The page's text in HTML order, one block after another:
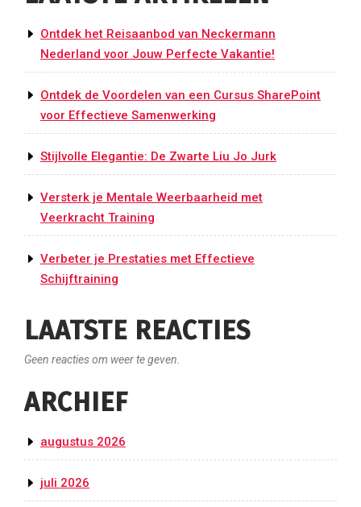
Ontdek het Reisaanbod van Neckermann
Nederland voor Jouw Perfecte Vakantie!
Ontdek de Voordelen van een Cursus SharePoint
voor Effectieve Samenwerking
Stijlvolle Elegantie: De Zwarte Liu Jo Jurk
Versterk je Mentale Weerbaarheid met
Veerkracht Training
Verbeter je Prestaties met Effectieve
Schijftraining
LAATSTE REACTIES
Geen reacties om weer te geven.
ARCHIEF
augustus 2026
juli 2026